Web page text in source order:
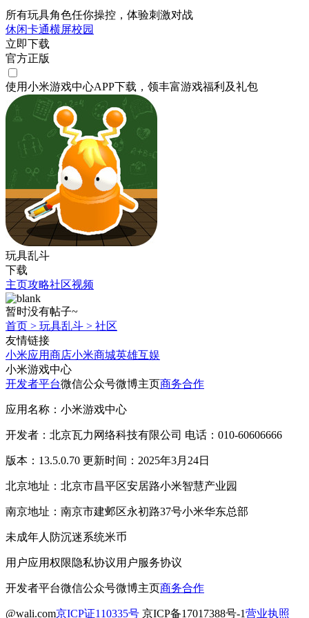
所有玩具角色任你操控，体验刺激对战
休闲卡通横屏校园
立即下载
官方正版
使用小米游戏中心APP下载 ，领丰富游戏福利 及礼包
玩具乱斗
下载
主页攻略社区视频
暂时没有帖子~
首页 > 玩具乱斗 > 社区
友情链接
小米应用商店小米商城英雄互娱
小米游戏中心
开发者平台微信公众号微博主页商务合作
应用名称：小米游戏中心
开发者：北京瓦力网络科技有限公司 电话：010-60606666
版本：13.5.0.70 更新时间：2025年3月24日
北京地址：北京市昌平区安居路小米智慧产业园
南京地址：南京市建邺区永初路37号小米华东总部
未成年人防沉迷系统米币
用户应用权限隐私协议用户服务协议
开发者平台微信公众号微博主页商务合作
@wali.com京ICP证110335号 京ICP备17017388号-1营业执照